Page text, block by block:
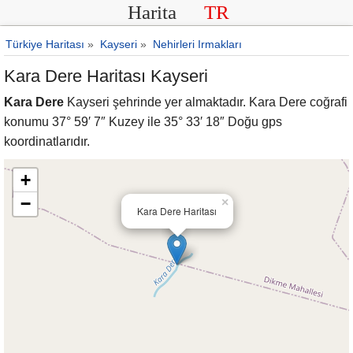
Harita TR
Türkiye Haritası » Kayseri » Nehirleri Irmakları
Kara Dere Haritası Kayseri
Kara Dere Kayseri şehrinde yer almaktadır. Kara Dere coğrafi
konumu 37° 59′ 7″ Kuzey ile 35° 33′ 18″ Doğu gps
koordinatlarıdır.
Kara Dere Haritası
×
+
−